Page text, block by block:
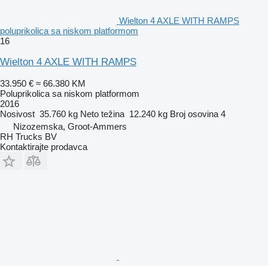
Wielton 4 AXLE WITH RAMPS
poluprikolica sa niskom platformom
16
Wielton 4 AXLE WITH RAMPS
33.950 € ≈ 66.380 KM
Poluprikolica sa niskom platformom
2016
Nosivost 35.760 kg Neto težina 12.240 kg Broj osovina 4
Nizozemska, Groot-Ammers
RH Trucks BV
Kontaktirajte prodavca